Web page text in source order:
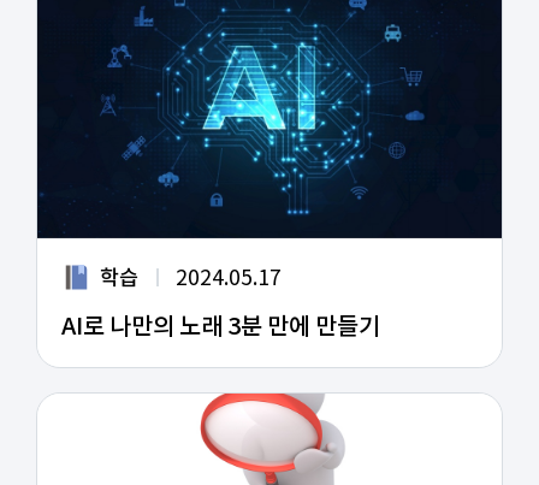
학습 2024.05.17
AI로 나만의 노래 3분 만에 만들기